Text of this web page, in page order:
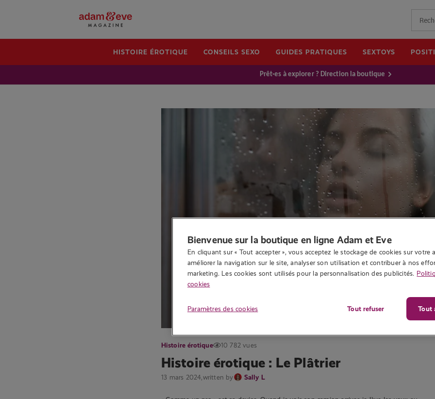
HISTOIRE ÉROTIQUE CONSEILS SEXO GUIDES PRATIQUES SEXTOYS
Prêt·es à explorer ? Direction la boutique
Histoire érotique 10 782 vues
Histoire érotique : Le Plâtrier
13 mars 2024,written by Sally L
Bienvenue sur la boutique en ligne Adam et Eve
En cliquant sur « Tout accepter », vous acceptez le stockage de cookies sur votre
améliorer la navigation sur le site, analyser son utilisation et contribuer à nos
marketing. Les cookies sont utilisés pour la personnalisation des publicités.
cookies
Paramètres des cookies Tout refuser Tout